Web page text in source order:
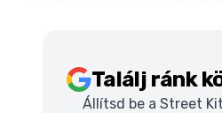
Találj ránk
Állítsd be a Street